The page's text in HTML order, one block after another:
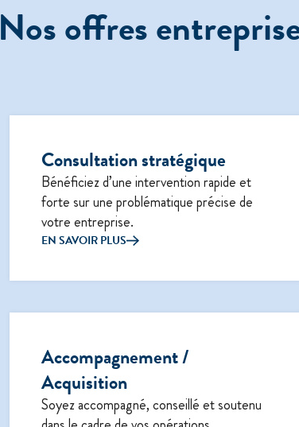
Nos offres
Consultation stratégique
Bénéficiez d’une intervention rapide et
forte sur une problématique précise de
votre entreprise.
EN SAVOIR PLUS
Accompagnement /
Acquisition
Soyez accompagné, conseillé et soutenu